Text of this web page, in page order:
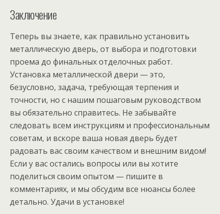
Заключение
Теперь вы знаете, как правильно установить
металлическую дверь, от выбора и подготовки
проема до финальных отделочных работ.
Установка металлической двери — это,
безусловно, задача, требующая терпения и
точности, но с нашим пошаговым руководством
вы обязательно справитесь. Не забывайте
следовать всем инструкциям и профессиональным
советам, и вскоре ваша новая дверь будет
радовать вас своим качеством и внешним видом!
Если у вас остались вопросы или вы хотите
поделиться своим опытом — пишите в
комментариях, и мы обсудим все нюансы более
детально. Удачи в установке!